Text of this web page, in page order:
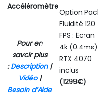
Accéléromètre
Pour en
savoir plus
:Description|
Vidéo|
Besoin d’Aide
Option
Fluidité 120
FPS : Écran
4k
RTX 4070
inclus
(1299€)